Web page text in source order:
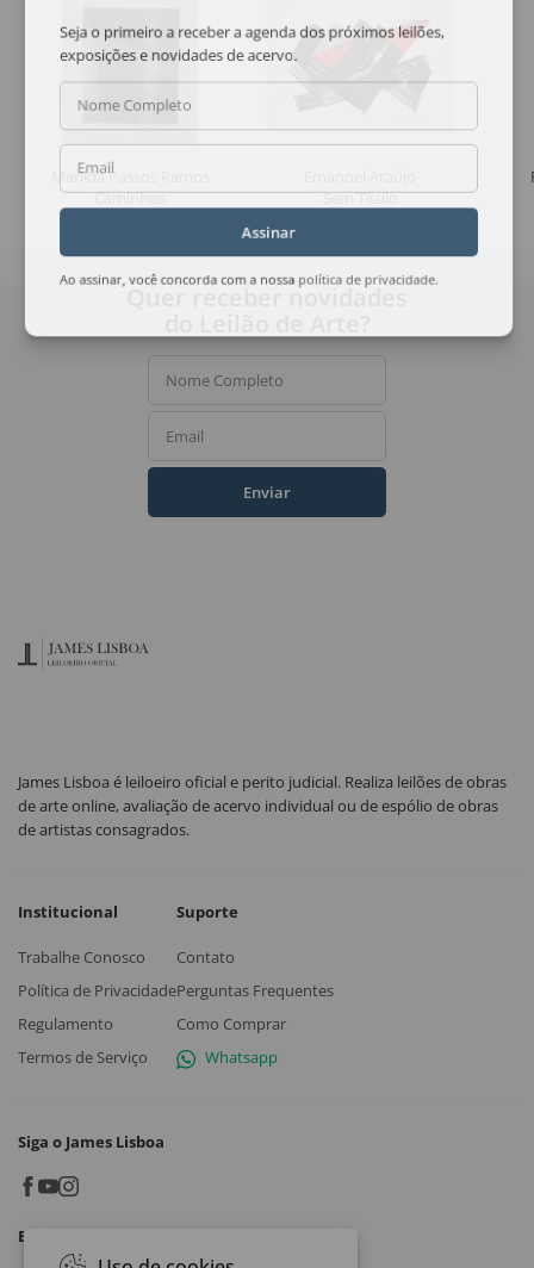
Marilda Passos Ramos
Caminhos
Sem Título
Seja o primeiro a receber a agenda dos próximos leilões,
exposições e novidades de acervo.
Nome Completo
Email
Assinar
Ao assinar, você concorda com a nossa política de privacidade
Quer receber novidades
Nome Completo
Email
Enviar
James Lisboa é leiloeiro oficial e perito judicial. Realiza leilões de obras
de arte online, avaliação de acervo individual ou de espólio de obras
de artistas consagrados.
Institucional
Trabalhe Conosco
Política de Privacidade
Regulamento
Termos de Serviço
Suporte
Contato
Perguntas Frequentes
Como Comprar
Whatsapp
Siga o James Lisboa
Baixe o App